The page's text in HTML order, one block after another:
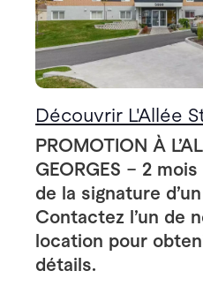
Découvrir L'Allée
PROMOTION À
GEORGES – 2
de la signature
Contactez l’un de
location pour
détails.